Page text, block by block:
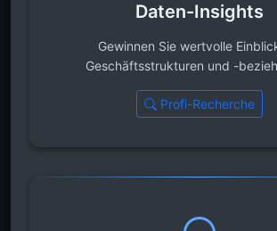
Daten-Insights
Gewinnen Sie wertvolle
Geschäftsstrukturen und -
Profi-Recherche